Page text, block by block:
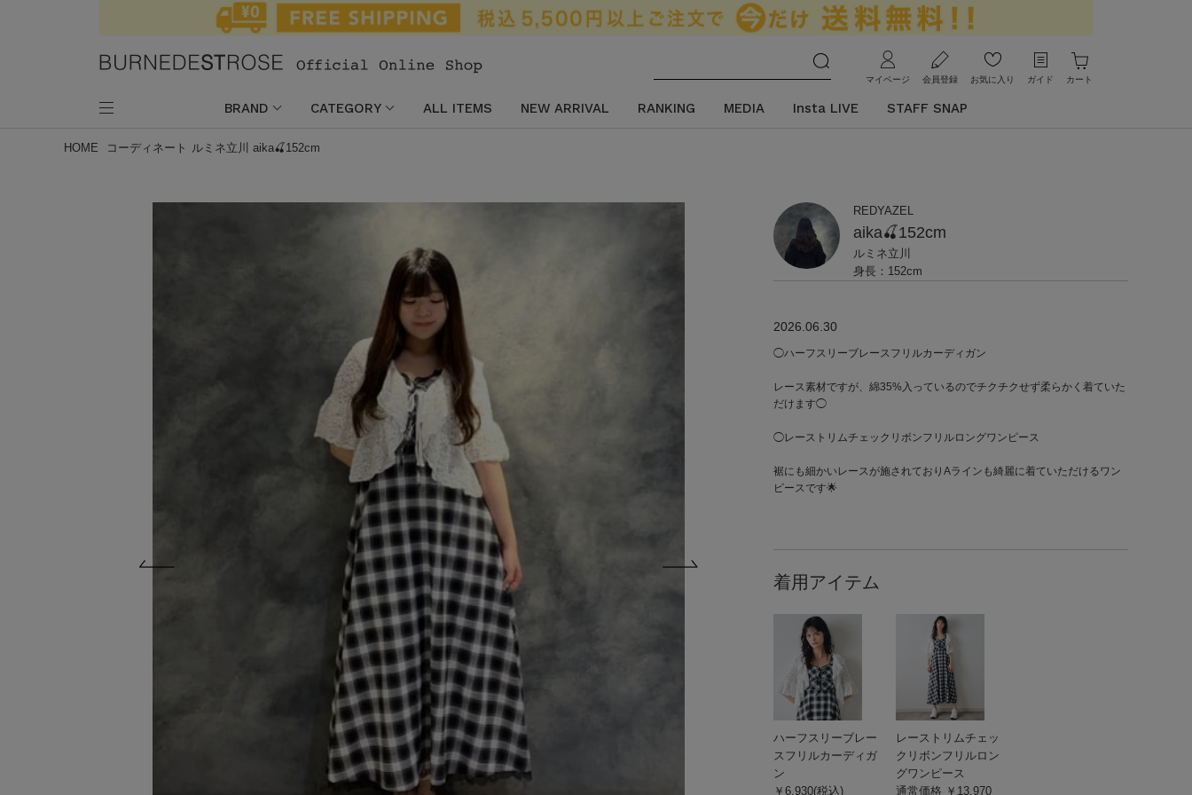
マイページ 会員登録 お気に入り ガイド カート
BRAND CATEGORY ALL ITEMS NEW ARRIVAL RANKING MEDIA Insta LIVE STAFF SNAP
HOME コーディネート ルミネ立川 aika🍒152cm
2026.06.30
REDYAZEL
ルミネ立川
aika🍒152cm
身長：152cm
◯ハーフスリーブレースフリルカーディガン
レース素材ですが、綿35%入っているのでチクチクせず柔らかく着ていた
だけます◯
◯レーストリムチェックリボンフリルロングワンピース
裾にも細かいレースが施されておりAラインも綺麗に着ていただけるワン
ピースです🌟
着用アイテム
ハーフスリーブレー
スフリルカーディガ
ン
￥6,930(税込)
レーストリムチェッ
クリボンフリルロン
グワンピース
通常価格 ￥13,970